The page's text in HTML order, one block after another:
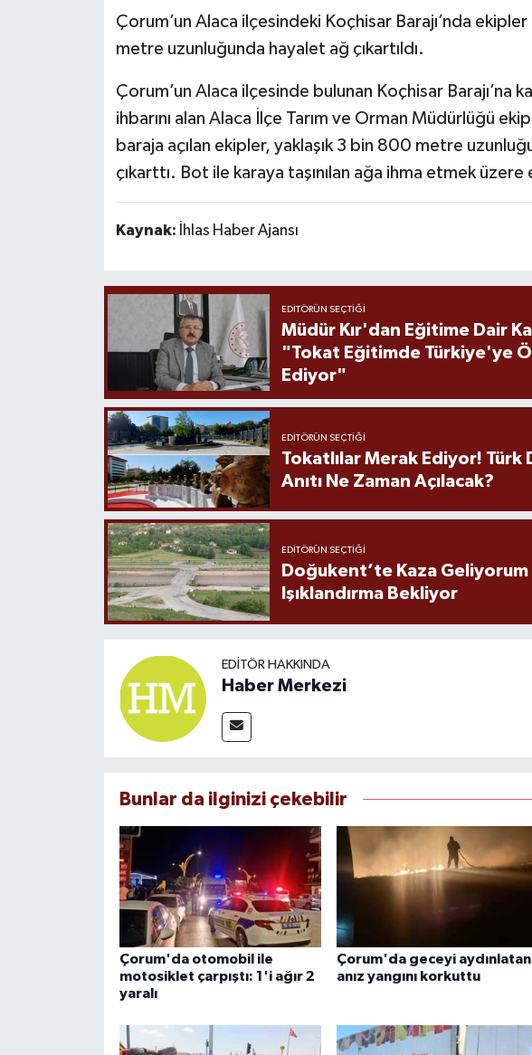
Çorum’un Alaca ilçesindeki Koçhisar Barajı’nda
metre uzunluğunda hayalet ağ çıkartıldı.
Çorum’un Alaca ilçesinde bulunan Koçhisar Barajı’na
ihbarını alan Alaca İlçe Tarım ve Orman Müdürlüğü
baraja açılan ekipler, yaklaşık 3 bin 800 metre
çıkarttı. Bot ile karaya taşınılan ağa ihma etmek üzere
Kaynak: İhlas Haber Ajansı
EDITÖRÜN SEÇTIĞI
Müdür Kır'dan Eğitime Dair
"Tokat Eğitimde Türkiye'ye
Ediyor"
EDITÖRÜN SEÇTIĞI
Tokatlılar Merak Ediyor!
Anıtı Ne Zaman Açılacak?
EDITÖRÜN SEÇTIĞI
Doğukent’te Kaza Geliyorum
Işıklandırma Bekliyor
EDITÖR HAKKINDA
Haber Merkezi
Bunlar da ilginizi çekebilir
Çorum'da otomobil ile
motosiklet çarpıştı: 1'i ağır 2
yaralı
Çorum'da geceyi aydınlatan
anız yangını korkuttu